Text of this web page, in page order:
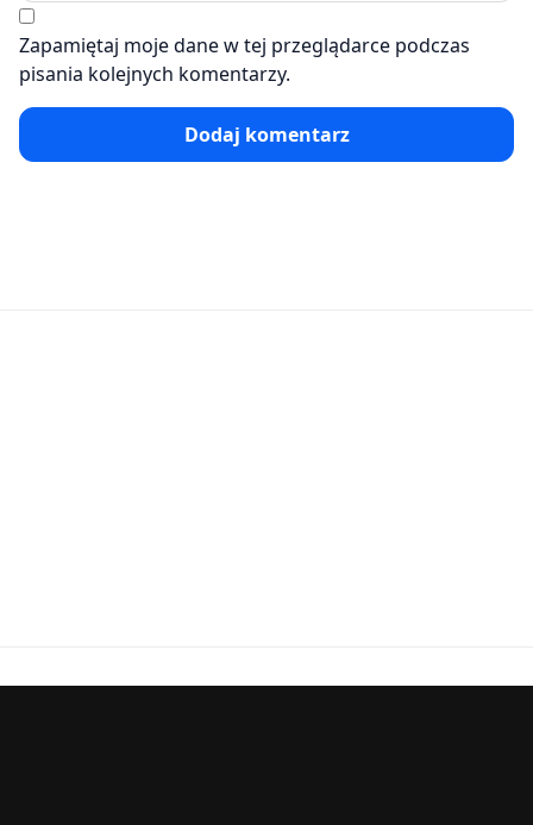
Zapamiętaj moje dane w tej przeglądarce podczas
pisania kolejnych komentarzy.
Dodaj komentarz